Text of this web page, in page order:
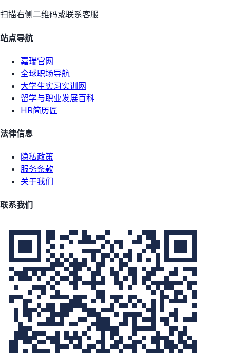
扫描右侧二维码或联系客服
站点导航
嘉瑞官网
全球职场导航
大学生实习实训网
留学与职业发展百科
HR简历匠
法律信息
隐私政策
服务条款
关于我们
联系我们